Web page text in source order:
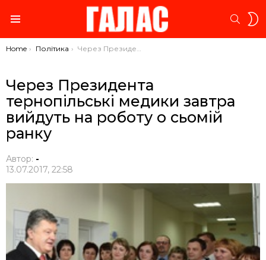
You are here:
Home Політика Через Президента тернопільські медики завтра вийдуть на роботу о сьомій ранку
Через Президента
тернопільські медики завтра
вийдуть на роботу о сьомій
ранку
Автор: -
13.07.2017, 22:58